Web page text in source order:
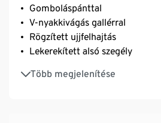
Gomboláspánttal
V-nyakkivágás gallérral
Rögzített ujjfelhajtás
Lekerekített alsó szegély
Több megjelenítése
Elasztánnal: formatartó,
kényelmes viselet